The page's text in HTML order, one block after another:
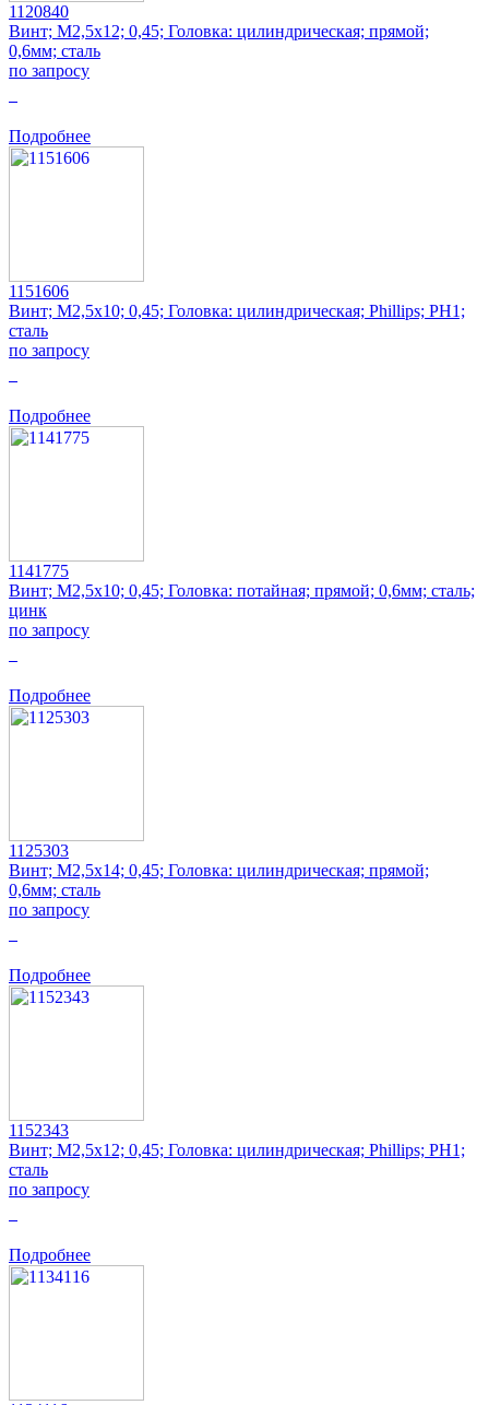
1120840
Винт; M2,5x12; 0,45; Головка: цилиндрическая; прямой;
0,6мм; сталь
по запросу
Подробнее
1151606
Винт; M2,5x10; 0,45; Головка: цилиндрическая; Phillips; PH1;
сталь
по запросу
Подробнее
1141775
Винт; M2,5x10; 0,45; Головка: потайная; прямой; 0,6мм; сталь;
цинк
по запросу
Подробнее
1125303
Винт; M2,5x14; 0,45; Головка: цилиндрическая; прямой;
0,6мм; сталь
по запросу
Подробнее
1152343
Винт; M2,5x12; 0,45; Головка: цилиндрическая; Phillips; PH1;
сталь
по запросу
Подробнее